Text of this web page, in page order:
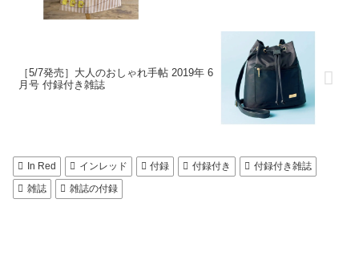
［5/7発売］大人のおしゃれ手帖 2019年 6
月号 付録付き雑誌
In Red インレッド 付録 付録付き
付録付き雑誌
雑誌
雑誌の付録